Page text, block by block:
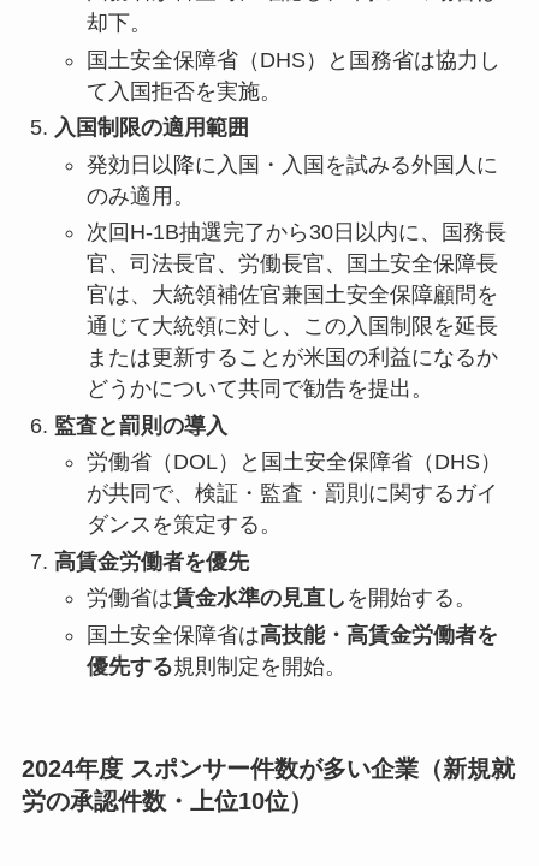
却下。
国土安全保障省（DHS）と国務省は協力し
て入国拒否を実施。
入国制限の適用範囲
発効日以降に入国・入国を試みる外国人に
のみ適用。
次回H-1B抽選完了から30日以内に、国務長
官、司法長官、労働長官、国土安全保障長
官は、大統領補佐官兼国土安全保障顧問を
通じて大統領に対し、この入国制限を延長
または更新することが米国の利益になるか
どうかについて共同で勧告を提出。
監査と罰則の導入
労働省（DOL）と国土安全保障省（DHS）
が共同で、検証・監査・罰則に関するガイ
ダンスを策定する。
高賃金労働者を優先
労働省は賃金水準の見直し を開始する。
国土安全保障省は高技能・高賃金労働者を
優先する規則制定を開始。
2024年度 スポンサー件数が多い企業（新規就
労の承認件数・上位10位）